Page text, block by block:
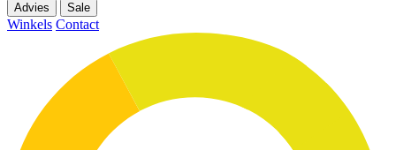
Advies
Sale
Winkels Contact